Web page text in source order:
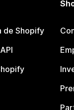
de Shopify